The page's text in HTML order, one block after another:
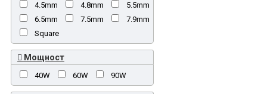
4.5mm
4.8mm
5.5mm
6.5mm
7.5mm
7.9mm
Square
Мощност
40W 60W 90W